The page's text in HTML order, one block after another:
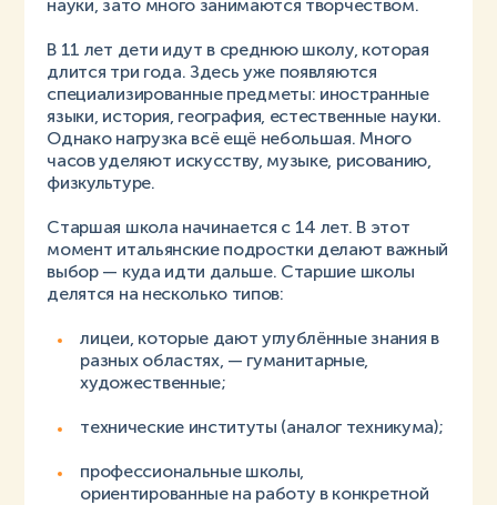
науки, зато много занимаются творчеством.
В 11 лет дети идут в среднюю школу, которая
длится три года. Здесь уже появляются
специализированные предметы: иностранные
языки, история, география, естественные науки.
Однако нагрузка всё ещё небольшая. Много
часов уделяют искусству, музыке, рисованию,
физкультуре.
Старшая школа начинается с 14 лет. В этот
момент итальянские подростки делают важный
выбор — куда идти дальше. Старшие школы
делятся на несколько типов:
лицеи, которые дают углублённые знания в
разных областях, — гуманитарные,
художественные;
технические институты (аналог техникума);
профессиональные школы,
ориентированные на работу в конкретной